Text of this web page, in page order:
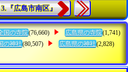
3.『広島市南区』
国の寺院(76,660) 広島県の寺院(1,741)
の神社(80,507) 広島県の神社(2,828)